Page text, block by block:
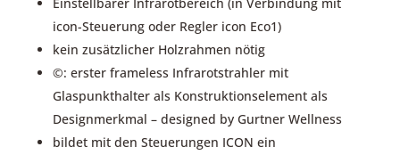
icon-Steuerung oder Regler icon Eco1)
kein zusätzlicher Holzrahmen nötig
©: erster frameless Infrarotstrahler mit
Glaspunkthalter als Konstruktionselement als
Designmerkmal – designed by Gurtner Wellness
bildet mit den Steuerungen ICON ein